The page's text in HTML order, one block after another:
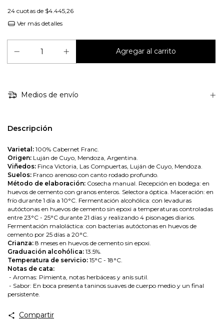
24 cuotas de $4.445,26
Ver más detalles
Medios de envío
Descripción
Varietal: 100% Cabernet Franc.
Origen: Luján de Cuyo, Mendoza, Argentina.
Viñedos: Finca Victoria, Las Compuertas, Luján de Cuyo, Mendoza.
Suelos: Franco arenoso con canto rodado profundo.
Método de elaboración: Cosecha manual. Recepción en bodega: en
huevos de cemento con granos enteros. Selectora óptica. Maceración: en
frío durante 1 día a 10°C. Fermentación alcohólica: con levaduras
autóctonas en huevos de cemento sin epoxi a temperaturas controladas
entre 23°C - 25°C durante 21 días y realizando 4 pisonages diarios.
Fermentación maloláctica: con bacterias autóctonas en huevos de
cemento por 25 días a 20°C.
Crianza: 8 meses en huevos de cemento sin epoxi.
Graduación alcohólica: 13.5%.
Temperatura de servicio: 15°C - 18°C.
Notas de cata:
- Aromas: Pimienta, notas herbáceas y anís sutil.
- Sabor: En boca presenta taninos suaves de cuerpo medio y un final
persistente.
Compartir